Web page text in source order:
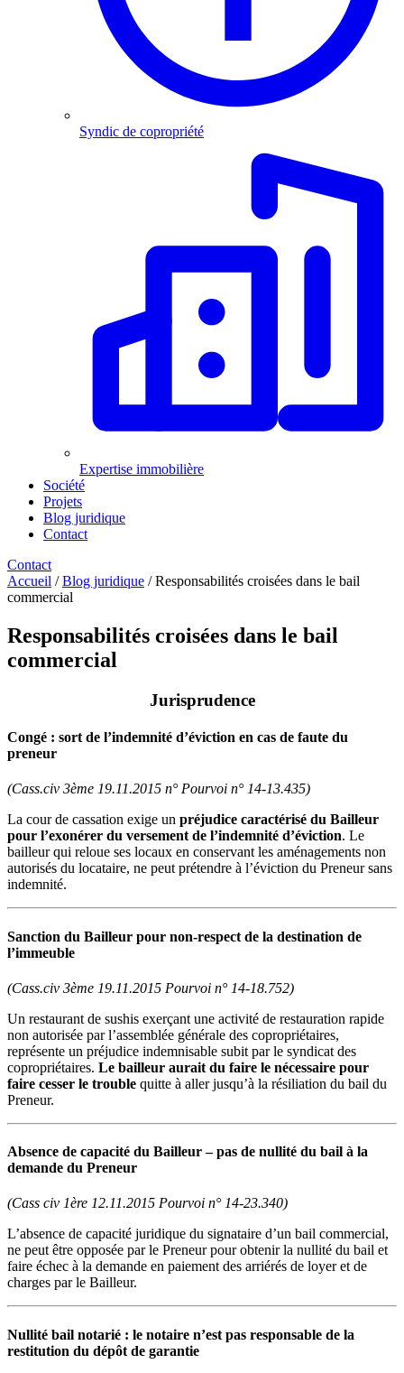
Syndic de copropriété
Expertise immobilière
Société
Projets
Blog juridique
Contact
Contact
Accueil / Blog juridique / Responsabilités croisées dans le bail
commercial
Responsabilités croisées dans le bail
commercial
Jurisprudence
Congé : sort de l’indemnité d’éviction en cas de faute du
preneur
(Cass.civ 3ème 19.11.2015 n° Pourvoi n° 14-13.435)
La cour de cassation exige un préjudice caractérisé du Bailleur
pour l’exonérer du versement de l’indemnité d’éviction. Le
bailleur qui reloue ses locaux en conservant les aménagements non
autorisés du locataire, ne peut prétendre à l’éviction du Preneur sans
indemnité.
Sanction du Bailleur pour non-respect de la destination de
l’immeuble
(Cass.civ 3ème 19.11.2015 Pourvoi n° 14-18.752)
Un restaurant de sushis exerçant une activité de restauration rapide
non autorisée par l’assemblée générale des copropriétaires,
représente un préjudice indemnisable subit par le syndicat des
copropriétaires. Le bailleur aurait du faire le nécessaire pour
faire cesser le trouble quitte à aller jusqu’à la résiliation du bail du
Preneur.
Absence de capacité du Bailleur – pas de nullité du bail à la
demande du Preneur
(Cass civ 1ère 12.11.2015 Pourvoi n° 14-23.340)
L’absence de capacité juridique du signataire d’un bail commercial,
ne peut être opposée par le Preneur pour obtenir la nullité du bail et
faire échec à la demande en paiement des arriérés de loyer et de
charges par le Bailleur.
Nullité bail notarié : le notaire n’est pas responsable de la
restitution du dépôt de garantie